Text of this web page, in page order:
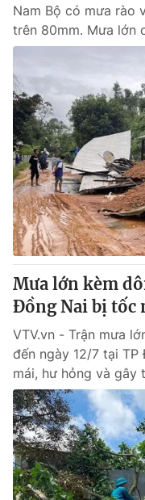
Nam Bộ có mưa rào
trên 80mm. Mưa lớn
Mưa lớn kèm
Đồng Nai bị tốc
VTV.vn - Trận mưa
đến ngày 12/7 tại
mái, hư hỏng và gây